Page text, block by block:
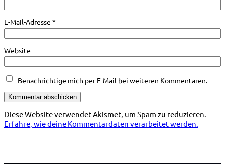
E-Mail-Adresse *
Website
Benachrichtige mich per E-Mail bei weiteren Kommentaren.
Diese Website verwendet Akismet, um Spam zu reduzieren.
Erfahre, wie deine Kommentardaten verarbeitet werden.